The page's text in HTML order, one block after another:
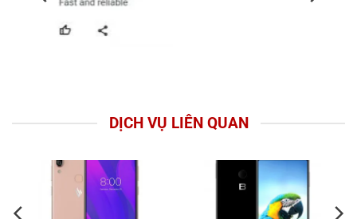
DỊCH VỤ LIÊN QUAN